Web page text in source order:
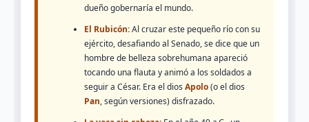
dueño gobernaría el mundo.
El Rubicón:Al cruzar este pequeño río con su
ejército, desafiando al Senado, se dice que un
hombre de belleza sobrehumana apareció
tocando una flauta y animó a los soldados a
seguir a César. Era el dios Apolo(o el dios
Pan, según versiones) disfrazado.